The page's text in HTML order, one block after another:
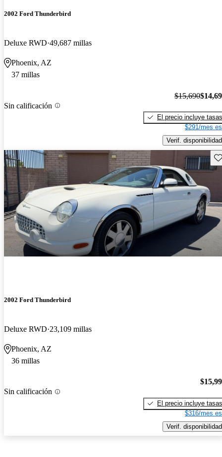
2002 Ford Thunderbird
Deluxe RWD 49,687 millas
Phoenix, AZ
37 millas
Sin calificación
$15,690
El precio incluye tasas
$291/mes
Verif. disponibilidad
2002 Ford Thunderbird
Deluxe RWD 23,109 millas
Phoenix, AZ
36 millas
Sin calificación
El precio incluye tasas
$316/mes
Verif. disponibilidad